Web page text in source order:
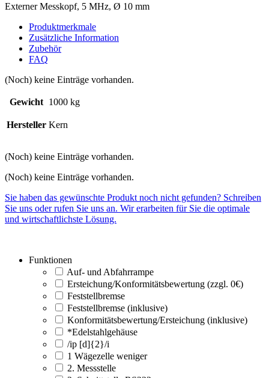
Externer Messkopf, 5 MHz, Ø 10 mm
Produktmerkmale
Zusätzliche Information
Zubehör
FAQ
(Noch) keine Einträge vorhanden.
Gewicht 1000 kg
Hersteller Kern
(Noch) keine Einträge vorhanden.
(Noch) keine Einträge vorhanden.
Sie haben das gewünschte Produkt noch nicht gefunden? Schreiben
Sie uns oder rufen Sie uns an. Wir erarbeiten für Sie die optimale
und wirtschaftlichste Lösung.
Funktionen
Auf- und Abfahrrampe
Ersteichung/Konformitätsbewertung (zzgl. 0€)
Feststellbremse
Feststellbremse (inklusive)
Konformitätsbewertung/Ersteichung (inklusive)
*Edelstahlgehäuse
/ip [d]{2}/i
1 Wägezelle weniger
2. Messstelle